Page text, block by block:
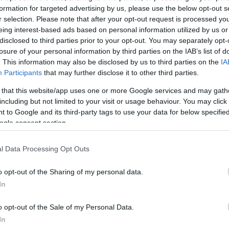
for targeted advertising by us, please use the below opt-out
selection. Please note that after your opt-out request is processed
interest-based ads based on personal information utilized by us
to third parties prior to your opt-out. You may separately
of your personal information by third parties on the IAB’s list of
This information may also be disclosed by us to third parties on the
Participants that may further disclose it to other third parties.
that this website/app uses one or more Google services and may
but not limited to your visit or usage behaviour. You may
to Google and its third-party tags to use your data for below
consent section.
Data Processing Opt Outs
opt-out of the Sharing of my personal data.
opt-out of the Sale of my Personal Data.
reports.@SkyYaldaHakim |https://t.co/
April 9, 2026
Επστάιν»,δήλωσε η Μελάνια από την Cross Hall
δεν με σύστησε στον Ντόναλντ Τραμπ.
σε ένα πάρτι στη Νέα Υόρκη το 1998».
ότι «ποτέ δεν ήταν φίλη με τον Επστάιν» και
στα αρχεία του Υπουργείου Δικαιοσύνης.